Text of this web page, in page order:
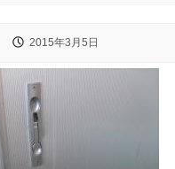
2015年3月5日